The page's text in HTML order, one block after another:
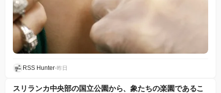
RSS Hunter•昨日
スリランカ中央部の国立公園から、象たちの楽園であるこ